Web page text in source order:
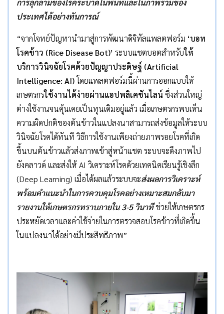
การลุกลามของโรคระบาดในพื้นที่และในภาพรวมของ
ประเทศได้อย่างทันการณ์
“จากโจทย์ปัญหานำมาสู่การพัฒนาดิจิทัลแพลตฟอร์ม ‘บอท
โรคข้าว (Rice Disease Bot)’ ระบบแชตบอตสำหรับให้
บริการวินิจฉัยโรคด้วยปัญญาประดิษฐ์ (Artificial
Intelligence: AI) โดยแพลตฟอร์มนี้ผ่านการออกแบบให้
เกษตรกรใช้งานได้ง่ายผ่านแอปพลิเคชันไลน์ซึ่งส่วนใหญ่
ต่างใช้งานจนคุ้นเคยเป็นทุนเดิมอยู่แล้ว เมื่อเกษตรกรพบเห็น
ความผิดปกติของต้นข้าวในแปลงนาสามารถส่งข้อมูลให้ระบบ
วินิจฉัยโรคได้ทันที วิธีการใช้งานเพียงถ่ายภาพรอยโรคที่เกิด
ขึ้นบนต้นข้าวแล้วส่งภาพเข้าสู่หน้าแชต ระบบจะดึงภาพไป
ยังคลาวด์ และส่งให้ AI วิเคราะห์โรคด้วยเทคนิคเรียนรู้เชิงลึก
(Deep Learning) เมื่อได้ผลแล้วระบบจะส่งผลการวิเคราะห์
พร้อมคำแนะนำในการควบคุมโรคอย่างเหมาะสมกลับมา
รายงานให้เกษตรกรทราบภายใน3-5วินาทีช่วยให้เกษตรกร
ประหยัดเวลาและค่าใช้จ่ายในการตรวจสอบโรคข้าวที่เกิดขึ้น
ในแปลงนาได้อย่างมีประสิทธิภาพ”